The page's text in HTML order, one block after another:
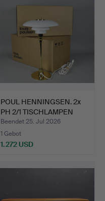
POUL HENNINGSEN. 2x
PH 2/1 TISCHLAMPEN
MES…
Beendet 25. Jul 2026
1 Gebot
1.272 USD